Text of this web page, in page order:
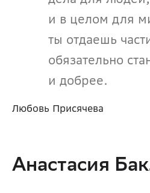
и в целом для
ты отдаешь
обязательно
и добрее.
Любовь Присячева
Анастасия